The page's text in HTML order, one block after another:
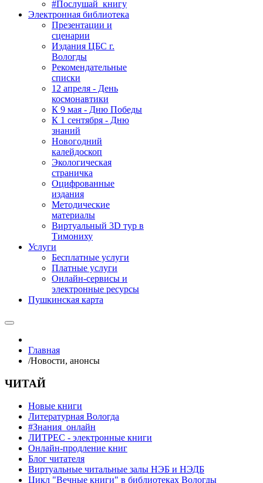
#Послушай_книгу
Электронная библиотека
Презентации и
сценарии
Издания ЦБС г.
Вологды
Рекомендательные
списки
12 апреля - День
космонавтики
К 9 мая - Дню Победы
К 1 сентября - Дню
знаний
Новогодний
калейдоскоп
Экологическая
страничка
Оцифрованные
издания
Методические
материалы
Виртуальный 3D тур в
Тимониху
Услуги
Бесплатные услуги
Платные услуги
Онлайн-сервисы и
электронные ресурсы
Пушкинская карта
Главная
/Новости, анонсы
ЧИТАЙ
Новые книги
Литературная Вологда
#Знания_онлайн
ЛИТРЕС - электронные книги
Онлайн-продление книг
Блог читателя
Виртуальные читальные залы НЭБ и НЭДБ
Цикл "Вечные книги" в библиотеках Вологды